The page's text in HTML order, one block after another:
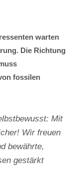
warten
Die Richtung
fossilen
Mit
Wir freuen
bewährte,
gestärkt